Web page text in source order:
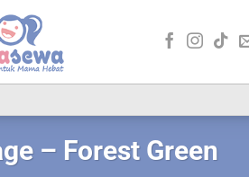
– Forest Green